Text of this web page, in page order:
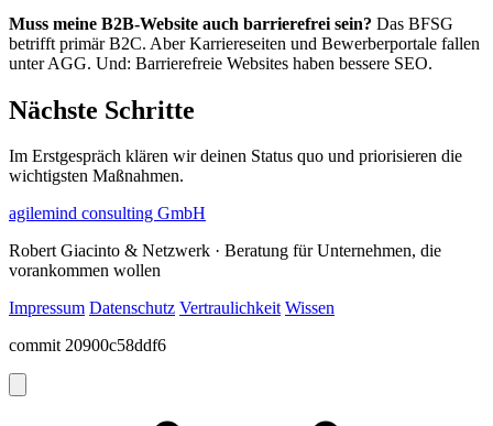
Muss meine B2B-Website auch barrierefrei sein? Das BFSG
betrifft primär B2C. Aber Karriereseiten und Bewerberportale fallen
unter AGG. Und: Barrierefreie Websites haben bessere SEO.
Nächste Schritte
Im Erstgespräch klären wir deinen Status quo und priorisieren die
wichtigsten Maßnahmen.
agilemind consulting GmbH
Robert Giacinto & Netzwerk · Beratung für Unternehmen, die
vorankommen wollen
Impressum Datenschutz Vertraulichkeit Wissen
commit 20900c58ddf6